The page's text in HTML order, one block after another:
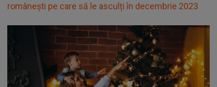
românești pe care să le asculți în decembrie 2023